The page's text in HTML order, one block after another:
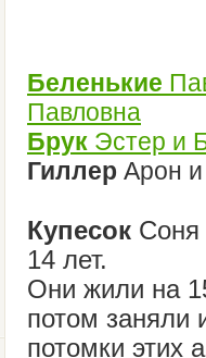
Беленькие
Павловна
Брук Эстер и
Гиллер Арон
Купесок Соня
14 лет.
Они жили на
потом заняли
потомки этих